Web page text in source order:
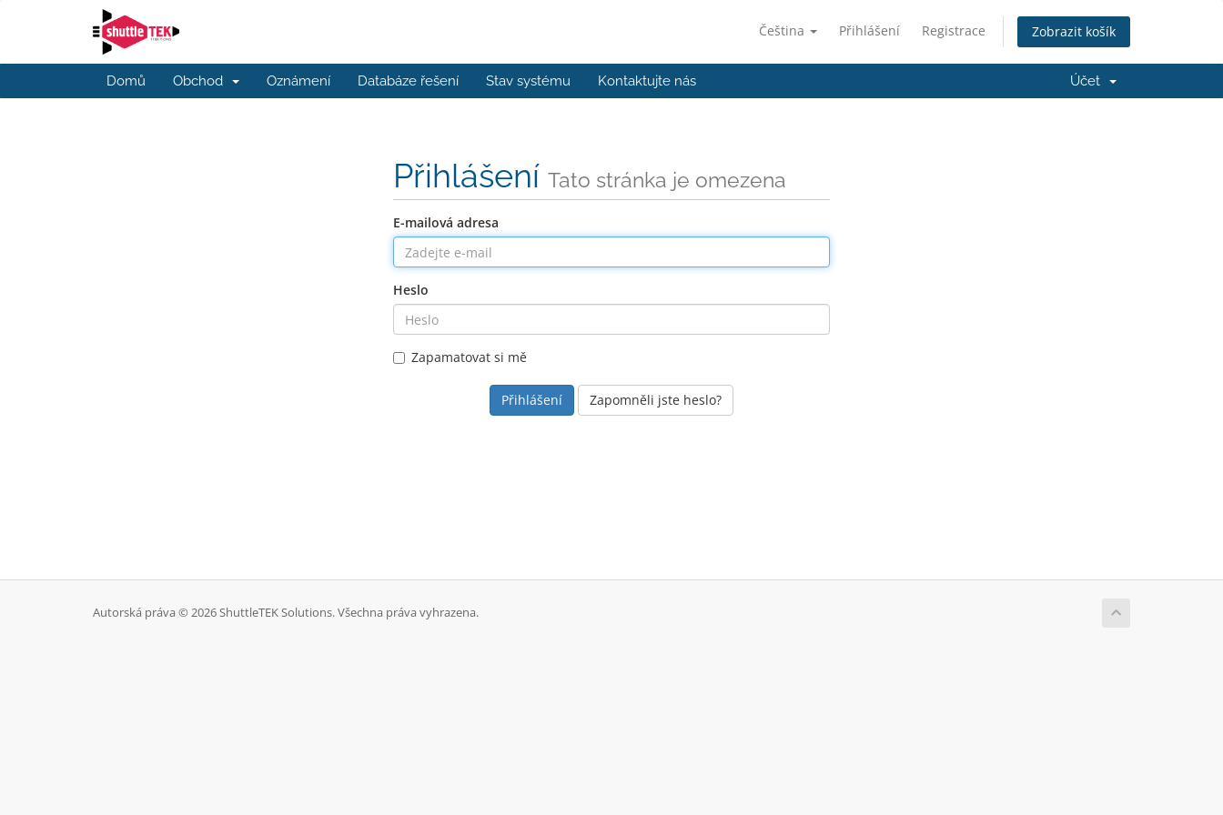
Čeština Přihlášení Registrace Zobrazit košík
Domů Obchod Oznámení Databáze řešení Stav systému Kontaktujte nás Účet
Přihlášení Tato stránka je omezena
E-mailová adresa
Heslo
Zapamatovat si mě
Zapomněli jste heslo?
Autorská práva © 2026 ShuttleTEK Solutions. Všechna práva vyhrazena.